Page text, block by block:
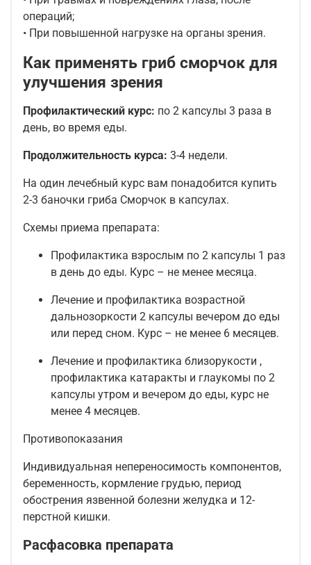
операций;
• При повышенной нагрузке на органы зрения.
Как применять гриб сморчок для
улучшения зрения
Профилактический курс: по 2 капсулы 3 раза в
день, во время еды.
Продолжительность курса: 3-4 недели.
На один лечебный курс вам понадобится купить
2-3 баночки гриба Сморчок в капсулах.
Схемы приема препарата:
Профилактика взрослым по 2 капсулы 1 раз
в день до еды. Курс – не менее месяца.
Лечение и профилактика возрастной
дальнозоркости 2 капсулы вечером до еды
или перед сном. Курс – не менее 6 месяцев.
Лечение и профилактика близорукости ,
профилактика катаракты и глаукомы по 2
капсулы утром и вечером до еды, курс не
менее 4 месяцев.
Противопоказания
Индивидуальная непереносимость компонентов,
беременность, кормление грудью, период
обострения язвенной болезни желудка и 12-
перстной кишки.
Расфасовка препарата